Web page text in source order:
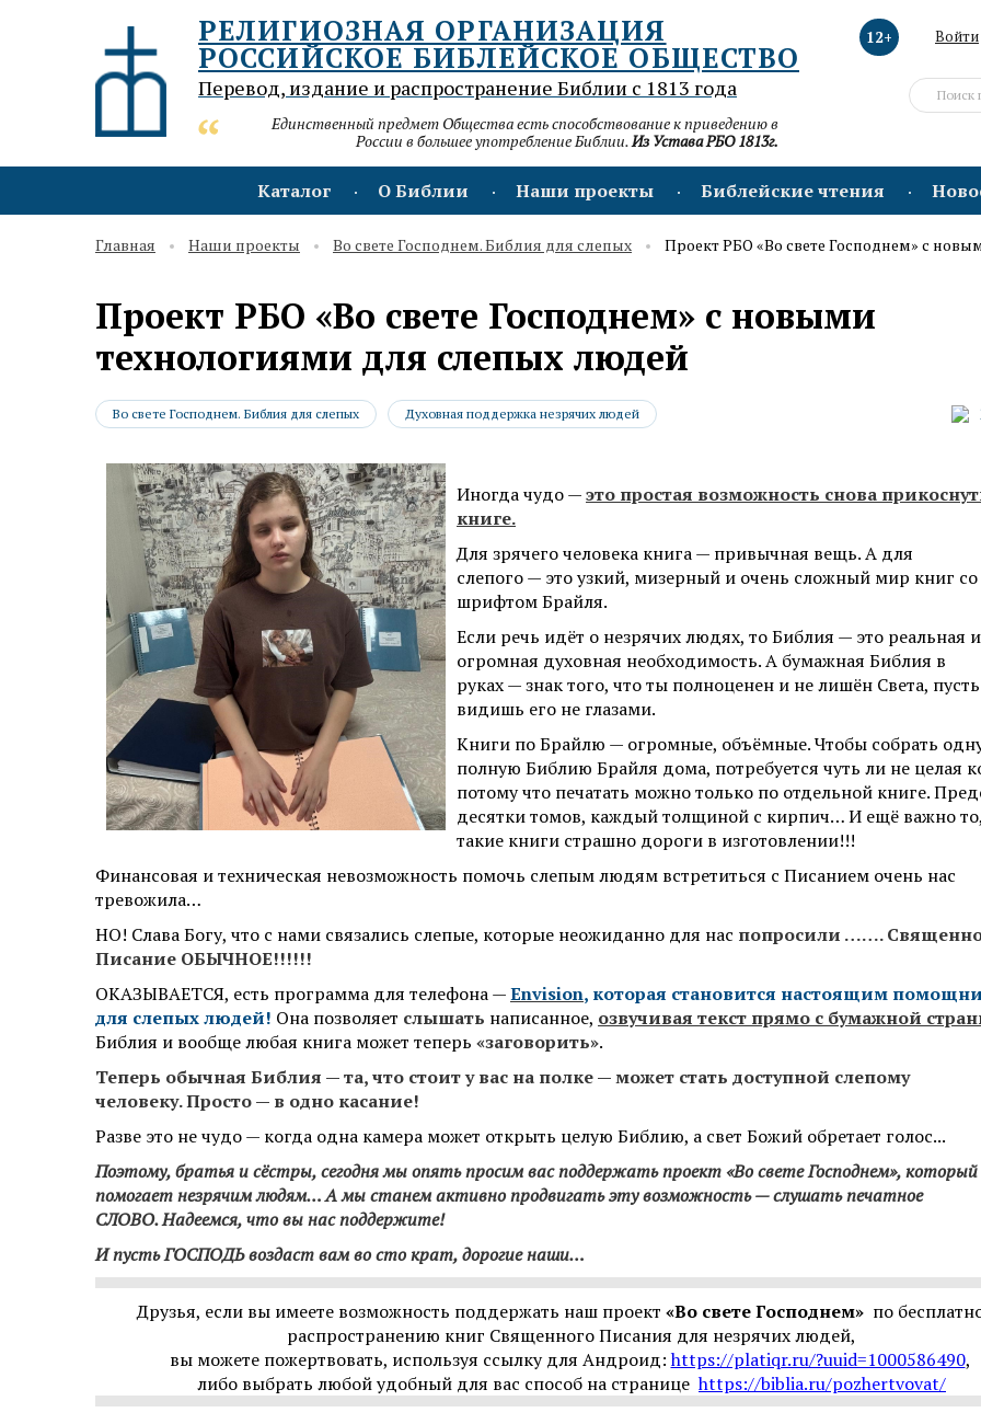
РЕЛИГИОЗНАЯ ОРГАНИЗАЦИЯ
РОССИЙСКОЕ БИБЛЕЙСКОЕ ОБЩЕСТВО
Перевод, издание и распространение Библии с 1813 года
Единственный предмет Общества есть способствование к приведению в
России в большее употребление Библии.Из Устава РБО 1813г.
12+ Войти
Каталог О Библии Наши проекты Библейские чтения
Главная Наши проекты Во свете Господнем. Библия для слепых Проект РБО «Во свете Господнем» с
Проект РБО «Во свете Господнем» с новыми
технологиями для слепых людей
Во свете Господнем. Библия для слепых Духовная поддержка незрячих людей
Иногда чудо —это простая возможность снова
книге.
Для зрячего человека книга — привычная вещь. А для
слепого — это узкий, мизерный и очень сложный мир книг со
шрифтом Брайля.
Если речь идёт о незрячих людях, то Библия — это реальная и
огромная духовная необходимость. А бумажная Библия в
руках — знак того, что ты полноценен и не лишён Света,
видишь его не глазами.
Книги по Брайлю — огромные, объёмные. Чтобы собрать
полную Библию Брайля дома, потребуется чуть ли не целая
потому что печатать можно только по отдельной книге.
десятки томов, каждый толщиной с кирпич… И ещё важно
такие книги страшно дороги в изготовлении!!!
Финансовая и техническая невозможность помочь слепым людям встретиться с Писанием очень нас
тревожила…
НО! Слава Богу, что с нами связались слепые, которые неожиданно для нас попросили …….
Писание ОБЫЧНОЕ!!!!!!
ОКАЗЫВАЕТСЯ, есть программа для телефона —Envision, которая становится настоящим
для слепых людей! Она позволяет слышать написанное, озвучивая текст прямо с бумажной
Библия и вообще любая книга может теперь «заговорить».
Теперь обычная Библия — та, что стоит у вас на полке — может стать доступной слепому
человеку. Просто — в одно касание!
Разве это не чудо — когда одна камера может открыть целую Библию, а свет Божий обретает голос...
Поэтому, братья и сёстры, сегодня мы опять просим вас поддержать проект «Во свете Господнем», который
помогает незрячим людям…А мы станем активно продвигать эту возможность — слушать печатное
СЛОВО.Надеемся, что вы нас поддержите!
И пусть ГОСПОДЬ воздаст вам во сто крат, дорогие наши…
Друзья, если вы имеете возможность поддержать наш проект «Во свете Господнем» по
распространению книг Священного Писания для незрячих людей,
вы можете пожертвовать, используя ссылку для Андроид:https://platiqr.ru/?uuid=1000586490,
либо выбрать любой удобный для вас способ на страницеhttps://biblia.ru/pozhertvovat/